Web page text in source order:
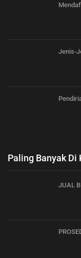
Jenis-
Paling Banyak Di
JUAL